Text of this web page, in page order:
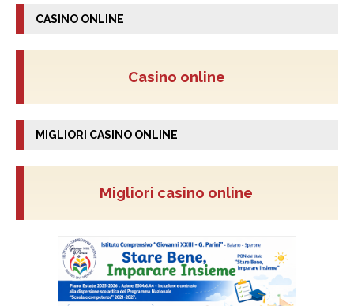
CASINO ONLINE
Casino online
MIGLIORI CASINO ONLINE
Migliori casino online